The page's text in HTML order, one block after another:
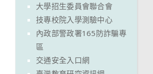
大學招生委員會聯合會
技專校院入學測驗中心
內政部警政署165防詐騙專
區
交通安全入口網